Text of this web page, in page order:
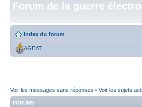
Forum de la guerre
Index du forum
AGEAT
Voir les messages sans réponses • Voir les sujets
FORUMS